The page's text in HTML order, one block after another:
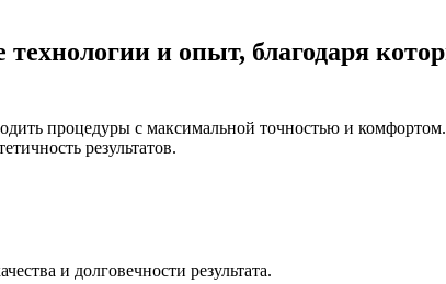
и опыт, благодаря
процедуры с максимальной точностью и
результатов.
и долговечности результата.